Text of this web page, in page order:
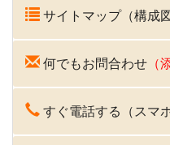
サイトマップ（構成図
何でもお問合わせ （
すぐ電話する（スマ